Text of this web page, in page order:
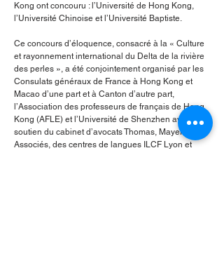
Kong ont concouru : l’Université de Hong Kong,
l’Université Chinoise et l’Université Baptiste.
Ce concours d’éloquence, consacré à la « Culture
et rayonnement international du Delta de la rivière
des perles », a été conjointement organisé par les
Consulats généraux de France à Hong Kong et
Macao d’une part et à Canton d’autre part,
l’Association des professeurs de français de Hong
Kong (AFLE) et l’Université de Shenzhen avec le
soutien du cabinet d’avocats Thomas, Mayer &
Associés, des centres de langues ILCF Lyon et